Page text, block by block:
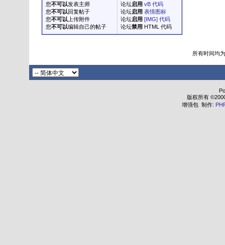
您不可以发表主师
您不可以回复帖子
您不可以 上传附件
您不可以编辑自己的帖子
论坛启用 vB 代码
论坛启用 表情图标
论坛启用 [IMG] 代码
论坛禁用 HTML 代码
所有时间均为
版权所有
增强包 制作: